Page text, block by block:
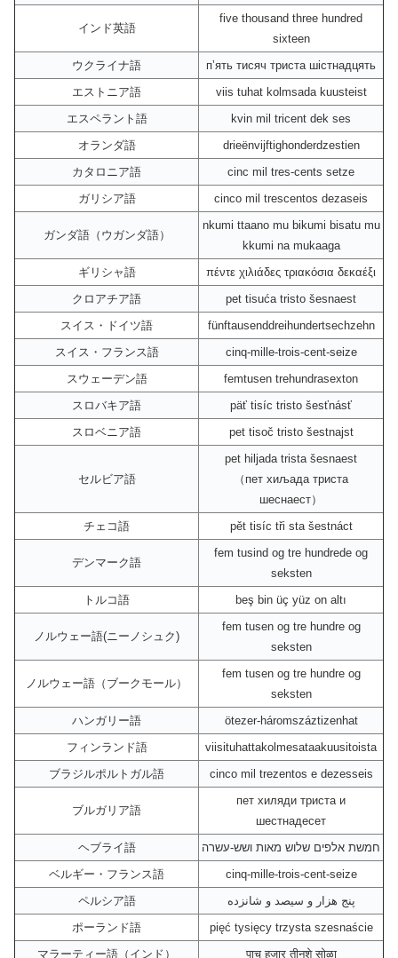
インド英語
five thousand three hundred
sixteen
ウクライナ語
пʼять тисяч триста шістнадцять
エストニア語
viis tuhat kolmsada kuusteist
エスペラント語
kvin mil tricent dek ses
オランダ語
drieënvijftighonderdzestien
カタロニア語
cinc mil tres-cents setze
ガリシア語
cinco mil trescentos dezaseis
ガンダ語（ウガンダ語）
nkumi ttaano mu bikumi bisatu mu
kkumi na mukaaga
ギリシャ語
πέντε χιλιάδες τριακόσια δεκαέξι
クロアチア語
pet tisuća tristo šesnaest
スイス・ドイツ語
fünftausenddreihundertsechzehn
スイス・フランス語
cinq-mille-trois-cent-seize
スウェーデン語
femtusen trehundrasexton
スロバキア語
päť tisíc tristo šesťnásť
スロベニア語
pet tisoč tristo šestnajst
セルビア語
pet hiljada trista šesnaest
（пет хиљада триста
шеснаест）
チェコ語
pět tisíc tři sta šestnáct
デンマーク語
fem tusind og tre hundrede og
seksten
トルコ語
beş bin üç yüz on altı
ノルウェー語(ニーノシュク)
fem tusen og tre hundre og
seksten
ノルウェー語（ブークモール）
fem tusen og tre hundre og
seksten
ハンガリー語
ötezer-háromszáztizenhat
フィンランド語
viisituhattakolmesataakuusitoista
ブラジルポルトガル語
cinco mil trezentos e dezesseis
ブルガリア語
пет хиляди триста и
шестнадесет
ヘブライ語
חמשת אלפים שלוש מאות ושש-עשרה
ベルギー・フランス語
cinq-mille-trois-cent-seize
ペルシア語
پنج هزار و سیصد و شانزده
ポーランド語
pięć tysięcy trzysta szesnaście
マラーティー語（インド）
पाच हजार तीनशे सोळा